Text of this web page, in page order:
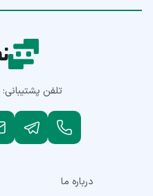
تلفن پشتیبانی:
درباره ما